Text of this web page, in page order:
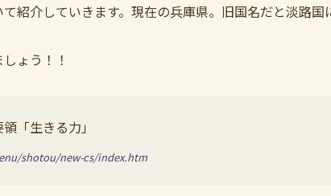
紹介していきます。現在の兵庫県。旧国名だと淡路国
ょう！！
「生きる力」
shotou/new-cs/index.htm